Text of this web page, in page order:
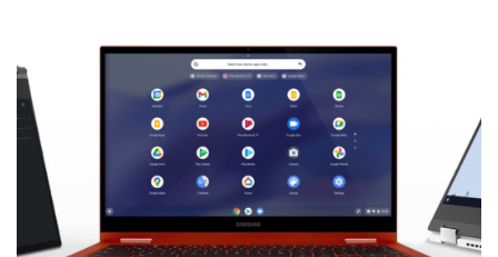
IT Times
生成式AI與雲端應用
Enterprise Digital Transformation